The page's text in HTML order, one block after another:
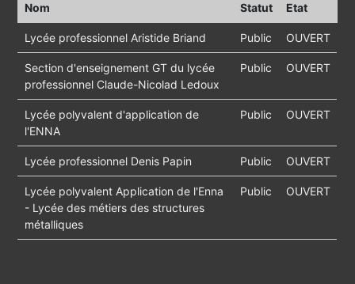
Nom Statut Etat
Lycée professionnel Aristide Briand Public OUVERT
Section d'enseignement GT du lycée
professionnel Claude-Nicolad Ledoux
Public OUVERT
Lycée polyvalent d'application de
l'ENNA
Public OUVERT
Lycée professionnel Denis Papin Public OUVERT
Lycée polyvalent Application de l'Enna
- Lycée des métiers des structures
métalliques
Public OUVERT